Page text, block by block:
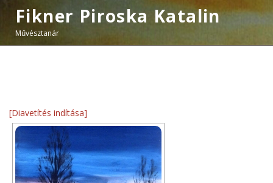
Fikner Piroska Katalin
Művésztanár
[Diavetítés indítása]